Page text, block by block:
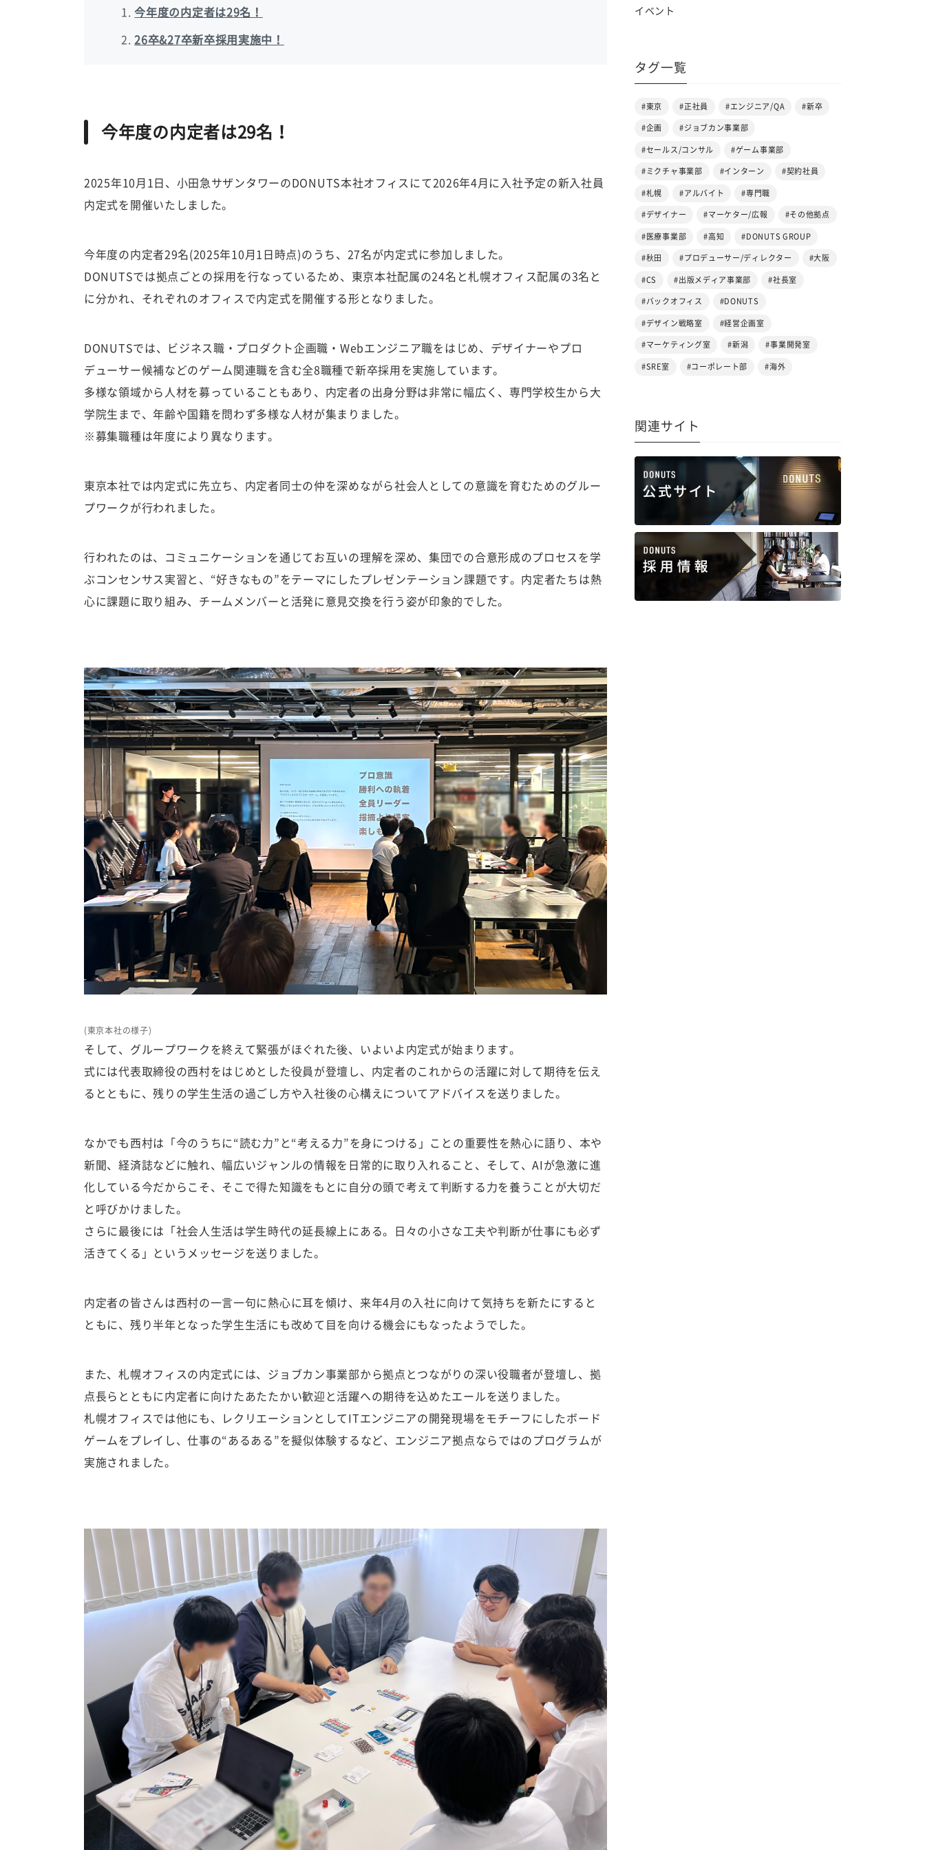
今年度の内定者は29名！
26卒&27卒新卒採用実施中！
今年度の内定者は29名！
2025年10月1日、小田急サザンタワーのDONUTS本社オフィスにて2026年4月に入社予定の新入社員
内定式を開催いたしました。
今年度の内定者29名(2025年10月1日時点)のうち、27名が内定式に参加しました。
DONUTSでは拠点ごとの採用を行なっているため、東京本社配属の24名と札幌オフィス配属の3名と
に分かれ、それぞれのオフィスで内定式を開催する形となりました。
DONUTSでは、ビジネス職・プロダクト企画職・Webエンジニア職をはじめ、デザイナーやプロ
デューサー候補などのゲーム関連職を含む全8職種で新卒採用を実施しています。
多様な領域から人材を募っていることもあり、内定者の出身分野は非常に幅広く、専門学校生から大
学院生まで、年齢や国籍を問わず多様な人材が集まりました。
※募集職種は年度により異なります。
東京本社では内定式に先立ち、内定者同士の仲を深めながら社会人としての意識を育むためのグルー
プワークが行われました。
行われたのは、コミュニケーションを通じてお互いの理解を深め、集団での合意形成のプロセスを学
ぶコンセンサス実習と、“好きなもの”をテーマにしたプレゼンテーション課題です。内定者たちは熱
心に課題に取り組み、チームメンバーと活発に意見交換を行う姿が印象的でした。
(東京本社の様子)
そして、グループワークを終えて緊張がほぐれた後、いよいよ内定式が始まります。
式には代表取締役の西村をはじめとした役員が登壇し、内定者のこれからの活躍に対して期待を伝え
るとともに、残りの学生生活の過ごし方や入社後の心構えについてアドバイスを送りました。
なかでも西村は「今のうちに“読む力”と“考える力”を身につける」ことの重要性を熱心に語り、本や
新聞、経済誌などに触れ、幅広いジャンルの情報を日常的に取り入れること、そして、AIが急激に進
化している今だからこそ、そこで得た知識をもとに自分の頭で考えて判断する力を養うことが大切だ
と呼びかけました。
さらに最後には「社会人生活は学生時代の延長線上にある。日々の小さな工夫や判断が仕事にも必ず
活きてくる」というメッセージを送りました。
内定者の皆さんは西村の一言一句に熱心に耳を傾け、来年4月の入社に向けて気持ちを新たにすると
ともに、残り半年となった学生生活にも改めて目を向ける機会にもなったようでした。
また、札幌オフィスの内定式には、ジョブカン事業部から拠点とつながりの深い役職者が登壇し、拠
点長らとともに内定者に向けたあたたかい歓迎と活躍への期待を込めたエールを送りました。
札幌オフィスでは他にも、レクリエーションとしてITエンジニアの開発現場をモチーフにしたボード
ゲームをプレイし、仕事の“あるある”を擬似体験するなど、エンジニア拠点ならではのプログラムが
実施されました。
イベント
タグ一覧
#東京 #正社員 #エンジニア/QA #新卒
#企画 #ジョブカン事業部
#セールス/コンサル #ゲーム事業部
#ミクチャ事業部 #インターン #契約社員
#札幌 #アルバイト #専門職
#デザイナー #マーケター/広報 #その他拠点
#医療事業部 #高知 #DONUTS GROUP
#秋田 #プロデューサー/ディレクター #大阪
#CS #出版メディア事業部 #社長室
#バックオフィス #DONUTS
#デザイン戦略室 #経営企画室
#マーケティング室 #新潟 #事業開発室
#SRE室 #コーポレート部 #海外
関連サイト